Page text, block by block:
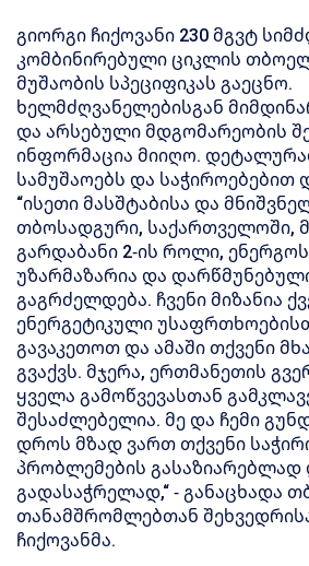
გიორგი ჩიქოვანი 230 მგვტ
კომბინირებული ციკლის
მუშაობის სპეციფიკას გაეცნო.
ხელმძღვანელებისგან
და არსებული მდგომარეობის
ინფორმაცია მიიღო.
სამუშაოებს და საჭიროებებით
“ისეთი მასშტაბისა და
თბოსადგური, საქართველოში,
გარდაბანი 2-ის როლი,
უზარმაზარია და
გაგრძელდება. ჩვენი მიზანია
ენერგეტიკული
გავაკეთოთ და ამაში თქვენი
გვაქვს. მჯერა, ერთმანეთის
ყველა გამოწვევასთან
შესაძლებელია. მე და ჩემი
დროს მზად ვართ თქვენი
პრობლემების გასაზიარებლად
გადასაჭრელად,“ - განაცხადა
თანამშრომლებთან
ჩიქოვანმა.